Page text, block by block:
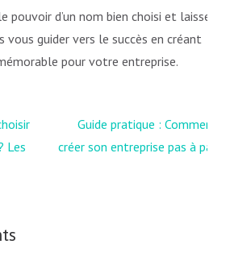
pouvoir d’un nom bien choisi et laissez
vous guider vers le succès en créant
pour votre entreprise.
Les
Guide pratique : Comment
créer son entreprise pas à pas